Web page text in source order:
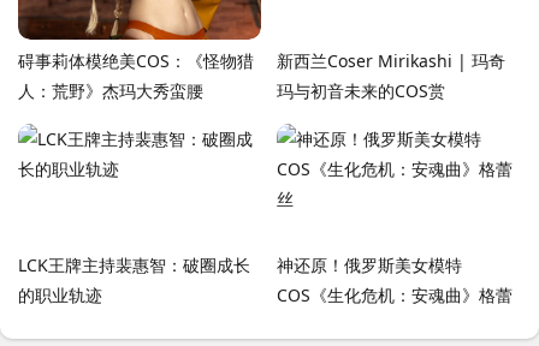
碍事莉体模绝美COS：《怪物猎
人：荒野》杰玛大秀蛮腰
新西兰Coser Mirikashi | 玛奇
玛与初音未来的COS赏
LCK王牌主持裴惠智：破圈成长
的职业轨迹
神还原！俄罗斯美女模特
COS《生化危机：安魂曲》格蕾